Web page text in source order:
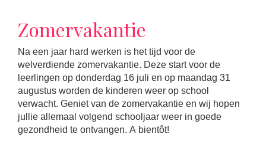
Zomervakantie
Na een jaar hard werken is het tijd voor de
welverdiende zomervakantie. Deze start voor de
leerlingen op donderdag 16 juli en op maandag 31
augustus worden de kinderen weer op school
verwacht. Geniet van de zomervakantie en wij hopen
jullie allemaal volgend schooljaar weer in goede
gezondheid te ontvangen. A bientôt!